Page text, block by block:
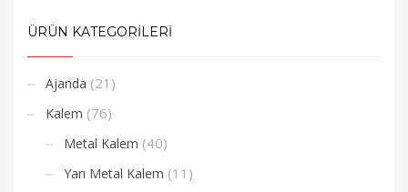
ÜRÜN KATEGORİLERİ
Ajanda (21)
Kalem (76)
Metal Kalem (40)
Yarı Metal Kalem (11)